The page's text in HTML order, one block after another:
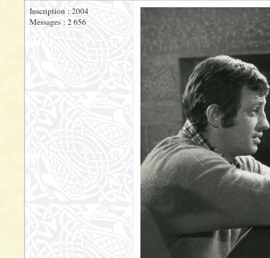
Inscription : 2004
Messages : 2 656